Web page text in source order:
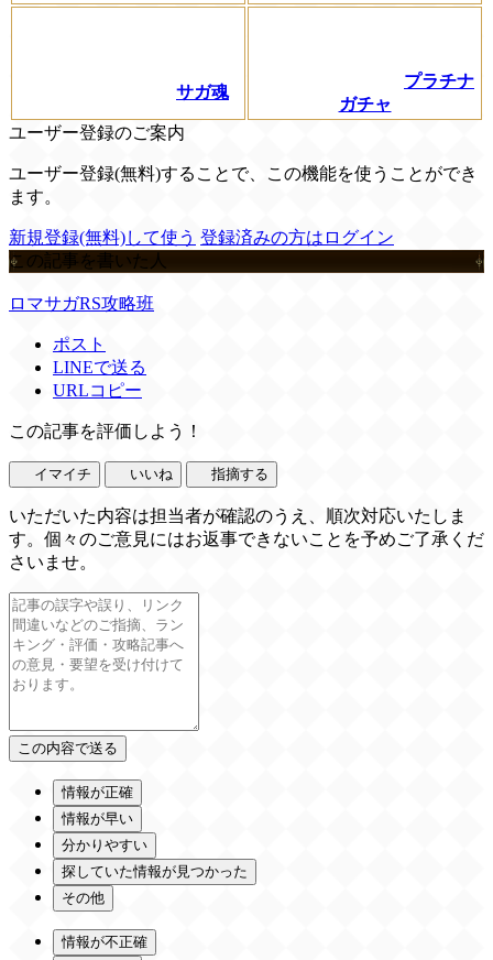
サガ魂
プラチナ
ガチャ
ユーザー登録のご案内
ユーザー登録(無料)することで、この機能を使うことができ
ます。
新規登録(無料)して使う 登録済みの方はログイン
この記事を書いた人
ロマサガRS攻略班
ポスト
LINEで送る
URLコピー
この記事を評価しよう！
イマイチ いいね 指摘する
いただいた内容は担当者が確認のうえ、順次対応いたしま
す。個々のご意見にはお返事できないことを予めご了承くだ
さいませ。
情報が正確
情報が早い
分かりやすい
探していた情報が見つかった
その他
情報が不正確